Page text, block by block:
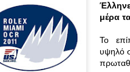
μέρα
Το
υψηλό